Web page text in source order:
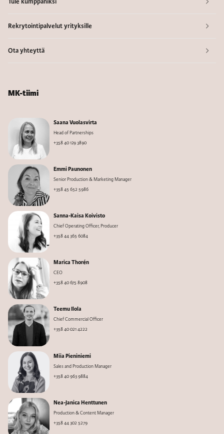
Rekrytointipalvelut yrityksille
Ota yhteyttä
MK-tiimi
Saana Vuolasvirta
Head of Partnerships
+358 40 129 3890
Emmi Paunonen
Senior Production & Marketing Manager
+358 45 652 5986
Sanna-Kaisa Koivisto
Chief Operating Officer, Producer
+358 44 365 6084
Marica Thorén
CEO
+358 40 675 8908
Teemu Ilola
Chief Commercial Officer
+358 40 021 4222
Miia Pieniniemi
Sales and Production Manager
+358 40 963 9884
Nea-Janica Henttunen
Production & Content Manager
+358 44 302 5279